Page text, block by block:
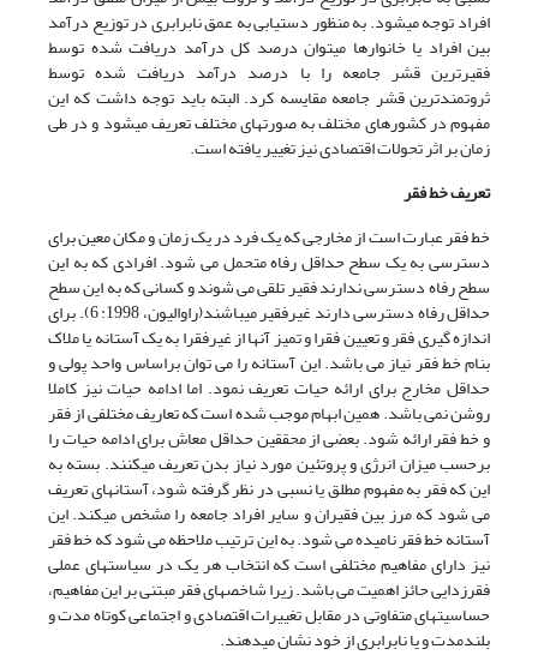
افراد توجه می­شود. به منظور دستیابی به عمق نابرابری در توزیع درآمد
بین افراد یا خانوارها می­توان درصد کل درآمد دریافت شده توسط
فقیرترین قشر جامعه را با درصد درآمد دریافت شده توسط
ثروتمندترین قشر جامعه مقایسه کرد. البته باید توجه داشت که این
مفهوم در کشورهای مختلف به صورت­های مختلف تعریف می­شود و در طی
زمان بر اثر تحولات اقتصادی نیز تغییر یافته است.
تعریف خط فقر
خط فقر عبارت است از مخارجی که یک فرد در یک زمان و مکان معین برای
دسترسی به یک سطح حداقل رفاه متحمل می شود. افرادی که به این
سطح رفاه دسترسی ندارند فقیر تلقی می شوند و کسانی که به این سطح
حداقل رفاه دسترسی دارند غیرفقیر میباشند(راوالیون، 1998: 6). برای
اندازه گیری فقر و تعیین فقرا و تمیز آنها از غیرفقرا به یک آستانه یا ملاک
بنام خط فقر نیاز می باشد. این آستانه را می توان براساس واحد پولی و
حداقل مخارج برای ارائه حیات تعریف نمود. اما ادامه حیات نیز کاملا
روشن نمی باشد. همین ابهام موجب شده است که تعاریف مختلفی از فقر
و خط فقر ارائه شود. بعضی از محققین حداقل معاش برای ادامه حیات را
برحسب میزان انرژی و پروتئین مورد نیاز بدن تعریف میکنند. بسته به
این که فقر به مفهوم مطلق یا نسبی در نظر گرفته شود، آستانه­ای تعریف
می شود که مرز بین فقیران و سایر افراد جامعه را مشخص می­کند. این
آستانه خط فقر نامیده می شود. به این ترتیب ملاحظه می شود که خط فقر
نیز دارای مفاهیم مختلفی است که انتخاب هر یک در سیاستهای عملی
فقرزدایی حائز اهمیت می باشد. زیرا شاخص­های فقر مبتنی بر این مفاهیم،
حساسیتهای متفاوتی در مقابل تغییرات اقتصادی و اجتماعی کوتاه مدت و
بلندمدت و یا نابرابری از خود نشان میدهند.